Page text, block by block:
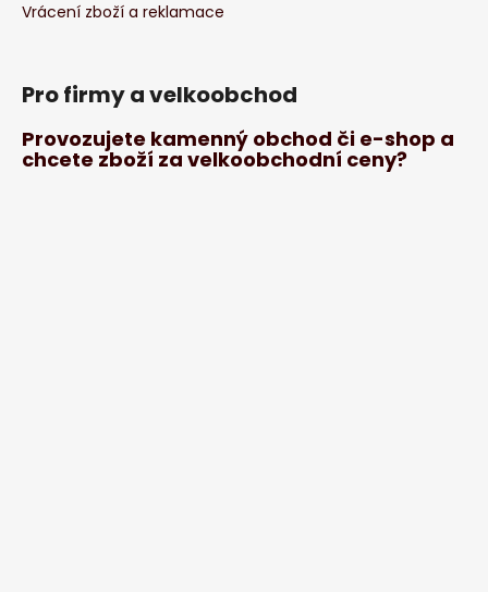
Vrácení zboží a reklamace
Pro firmy a velkoobchod
Provozujete kamenný obchod či e-shop a
chcete zboží za velkoobchodní ceny?